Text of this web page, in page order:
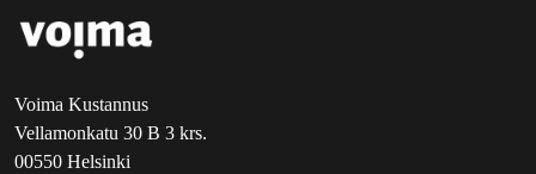
Voima Kustannus
Vellamonkatu 30 B 3 krs.
00550 Helsinki